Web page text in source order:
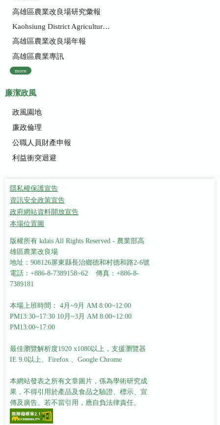
高雄區農業改良場研究彙報
Kaohsiung District Agricultural Research and Extension Station
高雄區農業改良場年報
高雄區農業專訊
more
廉潔政風
政風園地
廉政倫理
公職人員財產申報
利益衝突迴避
隱私權保護宣告
資訊安全政策宣告
政府網站資料開放宣告
本場位置圖
版權所有 kdais All Rights Reserved - 農業部高
雄區農業改良場
地址：908126屏東縣長治鄉德和村德和路2-6號
電話：+886-8-7389158~62 傳真：+886-8-
7389181
本場上班時間： 4月~9月 AM 8:00~12:00
PM13:30~17:30 10月~3月 AM 8:00~12:00
PM13:00~17:00
最佳瀏覽解析度1920 x1080以上，支援瀏覽器
IE 9.0以上、Firefox 、Google Chrome
本網站發表之所有文章圖片，係為學術研究成
果，不得引用於產品及食品之驗證、標示、宣
傳及廣告。若不當引用，應自負法律責任。